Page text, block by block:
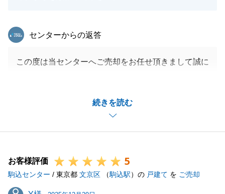
続きを読む
東急リバブル
センターからの返答
この度は当センターへご売却をお任せ頂きまして誠に
また、いつも快くお電話、対面でのお打ち合わせでの
お時間を頂きまして本当にありがとうございました。
大変うれしく思っております。
ご自宅のリフォーム等、また何かお力になれることが
ございましたら、是非、ご連絡を頂戴できればと思っ
お客様評価 5
駒込センター / 東京都 文京区 （駒込駅）の 戸建て を ご売却
Y様